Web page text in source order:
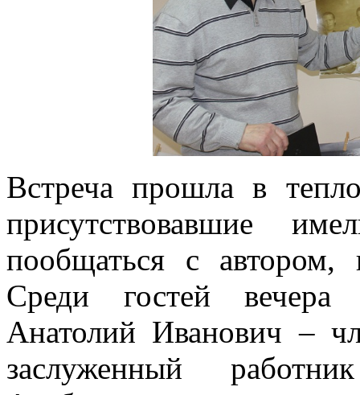
Встреча прошла в
присутствовавшие
пообщаться с
Среди гостей
Анатолий Иванович –
заслуженный